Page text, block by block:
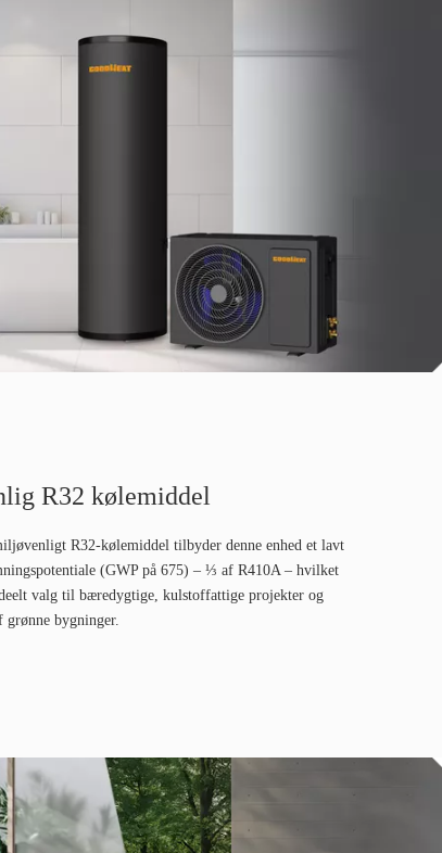
R32 kølemiddel
R32-kølemiddel tilbyder denne enhed et lavt
(GWP på 675) – ⅓ af R410A – hvilket
valg til bæredygtige, kulstoffattige projekter og
grønne bygninger.